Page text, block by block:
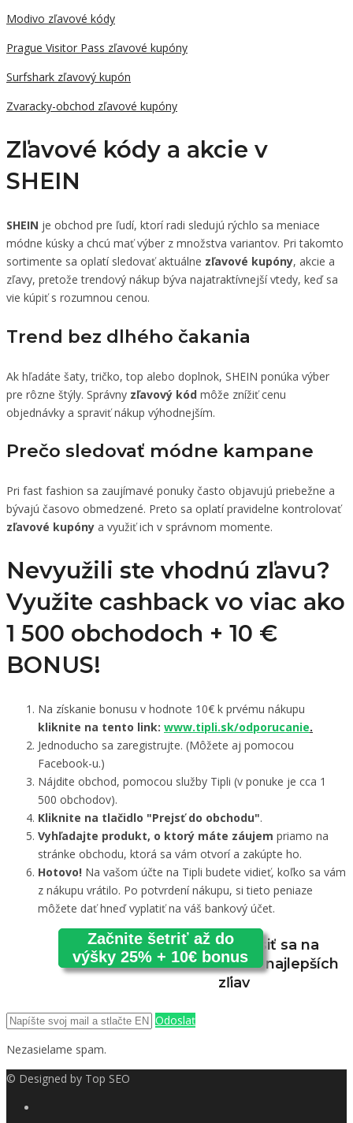
Modivo zľavové kódy
Prague Visitor Pass zľavové kupóny
Surfshark zľavový kupón
Zvaracky-obchod zľavové kupóny
Zľavové kódy a akcie v
SHEIN
SHEIN je obchod pre ľudí, ktorí radi sledujú rýchlo sa meniace
módne kúsky a chcú mať výber z množstva variantov. Pri takomto
sortimente sa oplatí sledovať aktuálne zľavové kupóny, akcie a
zľavy, pretože trendový nákup býva najatraktívnejší vtedy, keď sa
vie kúpiť s rozumnou cenou.
Trend bez dlhého čakania
Ak hľadáte šaty, tričko, top alebo doplnok, SHEIN ponúka výber
pre rôzne štýly. Správny zľavový kód môže znížiť cenu
objednávky a spraviť nákup výhodnejším.
Prečo sledovať módne kampane
Pri fast fashion sa zaujímavé ponuky často objavujú priebežne a
bývajú časovo obmedzené. Preto sa oplatí pravidelne kontrolovať
zľavové kupóny a využiť ich v správnom momente.
Nevyužili ste vhodnú zľavu?
Využite cashback vo viac ako
1 500 obchodoch + 10 €
BONUS!
Na získanie bonusu v hodnote 10€ k prvému nákupu
kliknite na tento link: www.tipli.sk/odporucanie.
Jednoducho sa zaregistrujte. (Môžete aj pomocou
Facebook-u.)
Nájdite obchod, pomocou služby Tipli (v ponuke je cca 1
500 obchodov).
Kliknite na tlačidlo "Prejsť do obchodu".
Vyhľadajte produkt, o ktorý máte záujem priamo na
stránke obchodu, ktorá sa vám otvorí a zakúpte ho.
Hotovo! Na vašom účte na Tipli budete vidieť, koľko sa vám
z nákupu vrátilo. Po potvrdení nákupu, si tieto peniaze
môžete dať hneď vyplatiť na váš bankový účet.
Začnite šetriť až do
výšky 25% + 10€ bonus
Prihlásiť sa na
odber najlepších
zľiav
Odoslať
Nezasielame spam.
© Designed by Top SEO